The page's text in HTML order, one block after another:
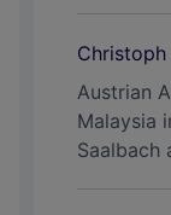
Austrian
Malaysia
Saalbach